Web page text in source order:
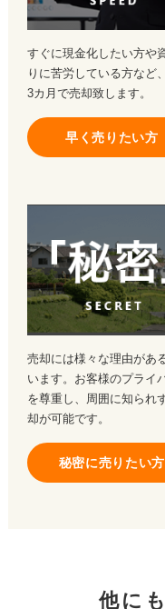
すぐに現金化したい方や
りに苦労している方など
3カ月で売却致します。
早く売りたい方
売却には様々な理由があ
います。お客様のプライ
を尊重し、周囲に知られ
却が可能です。
秘密に売りたい方
他に